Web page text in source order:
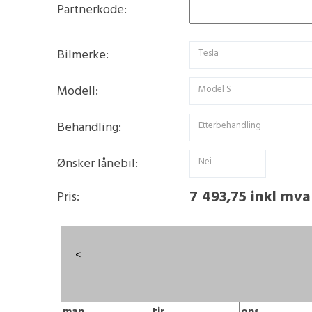
Partnerkode:
Bilmerke: Tesla
Modell: Model S
Behandling: Etterbehandling
Ønsker lånebil: Nei
Pris: 7 493,75 inkl mva
<